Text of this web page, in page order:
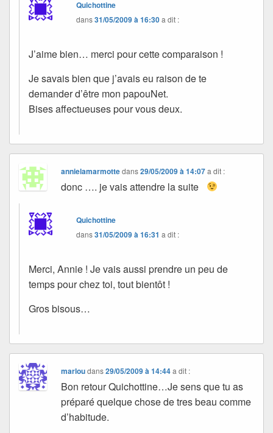
Quichottine
dans31/05/2009 à 16:30a dit :
J’aime bien… merci pour cette comparaison !
Je savais bien que j’avais eu raison de te
demander d’être mon papouNet.
Bises affectueuses pour vous deux.
annielamarmottedans29/05/2009 à 14:07 a dit :
donc …. je vais attendre la suite
Quichottine
dans31/05/2009 à 16:31 a dit :
Merci, Annie ! Je vais aussi prendre un peu de
temps pour chez toi, tout bientôt !
Gros bisous…
marloudans29/05/2009 à 14:44 a dit :
Bon retour Quichottine…Je sens que tu as
préparé quelque chose de tres beau comme
d’habitude.